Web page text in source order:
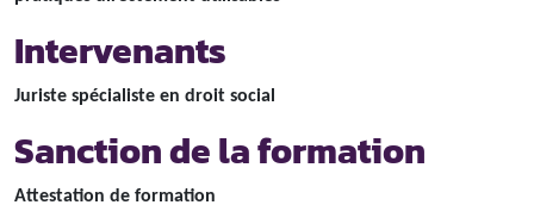
Intervenants
Juriste spécialiste en droit social
Sanction de la formation
Attestation de formation